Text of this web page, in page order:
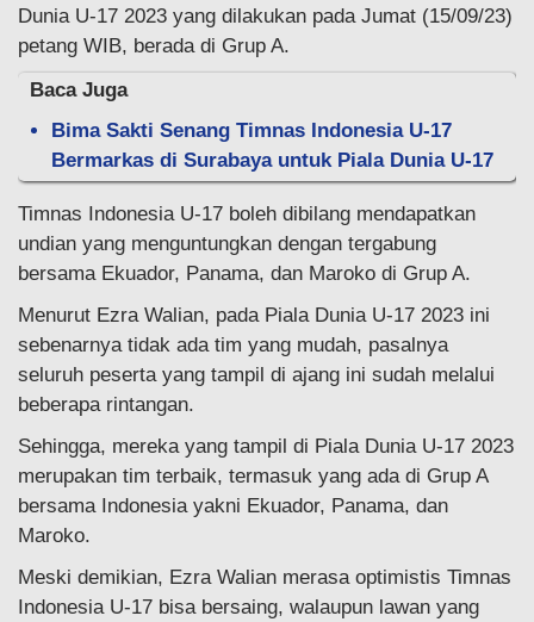
Dunia U-17 2023 yang dilakukan pada Jumat (15/09/23)
petang WIB, berada di Grup A.
Baca Juga
Bima Sakti Senang Timnas Indonesia U-17
Bermarkas di Surabaya untuk Piala Dunia U-17
Timnas Indonesia U-17 boleh dibilang mendapatkan
undian yang menguntungkan dengan tergabung
bersama Ekuador, Panama, dan Maroko di Grup A.
Menurut Ezra Walian, pada Piala Dunia U-17 2023 ini
sebenarnya tidak ada tim yang mudah, pasalnya
seluruh peserta yang tampil di ajang ini sudah melalui
beberapa rintangan.
Sehingga, mereka yang tampil di Piala Dunia U-17 2023
merupakan tim terbaik, termasuk yang ada di Grup A
bersama Indonesia yakni Ekuador, Panama, dan
Maroko.
Meski demikian, Ezra Walian merasa optimistis Timnas
Indonesia U-17 bisa bersaing, walaupun lawan yang